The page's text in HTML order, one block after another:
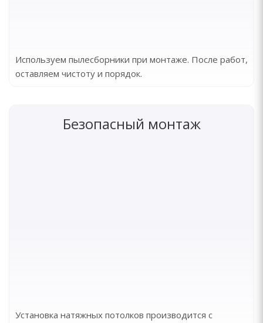
Используем пылесборники при монтаже. После работ,
оставляем чистоту и порядок.
Безопасный монтаж
Установка натяжных потолков производится с